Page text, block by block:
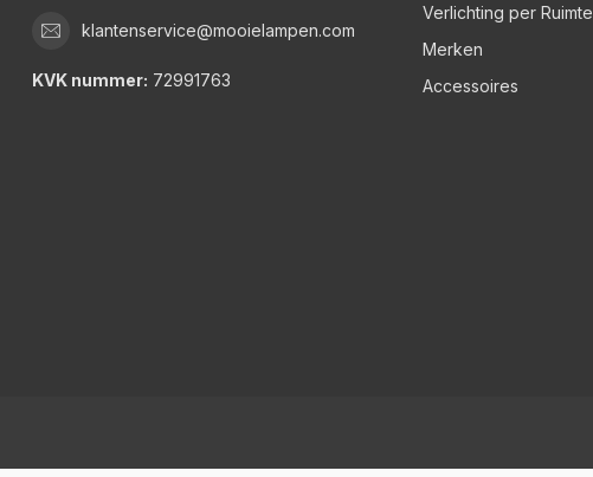
klantenservice@mooielampen.com
KVK nummer: 72991763
Verlichting per Ruimte
Merken
Accessoires